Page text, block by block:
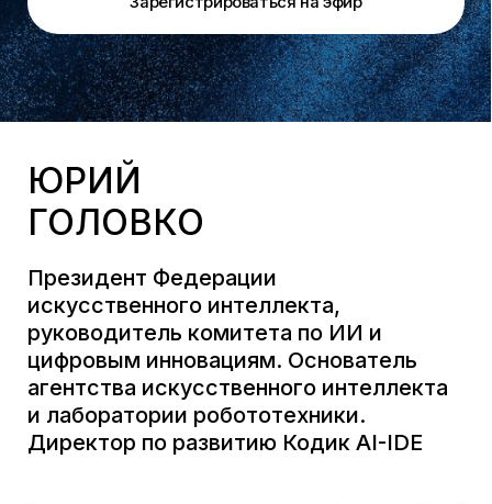
Президент Федерации
искусственного интеллекта,
руководитель комитета по ИИ и
цифровым инновациям. Основатель
агентства искусственного интеллекта
Директор по развитию Кодик AI-IDE